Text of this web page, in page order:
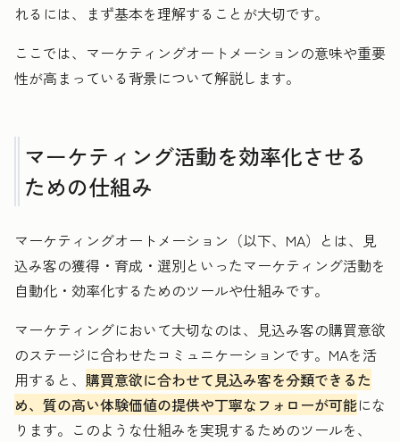
れるには、まず基本を理解することが大切です。
ここでは、マーケティングオートメーションの意味や重要
性が高まっている背景について解説します。
マーケティング活動を効率化させる
ための仕組み
マーケティングオートメーション（以下、MA）とは、見
込み客の獲得・育成・選別といったマーケティング活動を
自動化・効率化するためのツールや仕組みです。
マーケティングにおいて大切なのは、見込み客の購買意欲
のステージに合わせたコミュニケーションです。MAを活
用すると、 購買意欲に合わせて見込み客を分類できるた
め、質の高い体験価値の提供や丁寧なフォローが可能にな
ります。このような仕組みを実現するためのツールを、